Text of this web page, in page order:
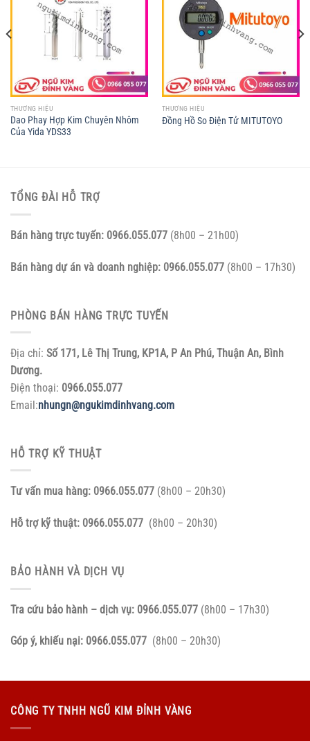
THƯƠNG HIỆU
Dao Phay Hợp Kim Chuyên Nhôm
Của Yida YDS33
THƯƠNG HIỆU
Đồng Hồ So Điện Tử MITUTOYO
TỔNG ĐÀI HỖ TRỢ
Bán hàng trực tuyến: 0966.055.077 (8h00 – 21h00)
Bán hàng dự án và doanh nghiệp: 0966.055.077 (8h00 – 17h30)
PHÒNG BÁN HÀNG TRỰC TUYẾN
Địa chỉ: Số 171, Lê Thị Trung, KP1A, P An Phú, Thuận An, Bình
Dương.
Điện thoại: 0966.055.077
Email:nhungn@ngukimdinhvang.com
HỖ TRỢ KỸ THUẬT
Tư vấn mua hàng: 0966.055.077 (8h00 – 20h30)
Hỗ trợ kỹ thuật: 0966.055.077 (8h00 – 20h30)
BẢO HÀNH VÀ DỊCH VỤ
Tra cứu bảo hành – dịch vụ: 0966.055.077 (8h00 – 17h30)
Góp ý, khiếu nại: 0966.055.077 (8h00 – 20h30)
CÔNG TY TNHH NGŨ KIM ĐỈNH VÀNG